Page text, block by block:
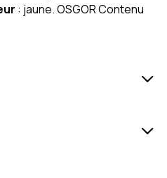
: jaune. OSGOR Contenu